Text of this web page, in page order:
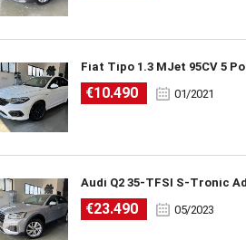
Fiat Tipo 1.3 MJet 95CV 5
€10.490 01/2021
Audi Q2 35-TFSI S-Tronic
€23.490 05/2023